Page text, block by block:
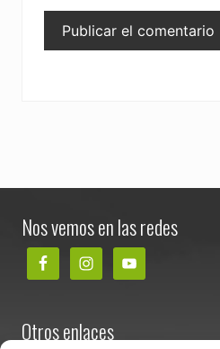
Nos vemos en las redes
Otros enlaces